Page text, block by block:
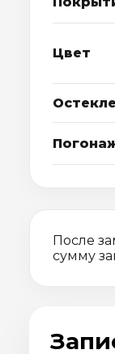
Цвет
После
сумму